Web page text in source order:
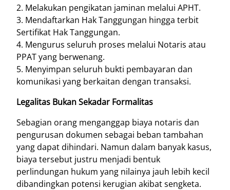
2. Melakukan pengikatan jaminan melalui APHT.
3. Mendaftarkan Hak Tanggungan hingga terbit
Sertifikat Hak Tanggungan.
4. Mengurus seluruh proses melalui Notaris atau
PPAT yang berwenang.
5. Menyimpan seluruh bukti pembayaran dan
komunikasi yang berkaitan dengan transaksi.
Legalitas Bukan Sekadar Formalitas
Sebagian orang menganggap biaya notaris dan
pengurusan dokumen sebagai beban tambahan
yang dapat dihindari. Namun dalam banyak kasus,
biaya tersebut justru menjadi bentuk
perlindungan hukum yang nilainya jauh lebih kecil
dibandingkan potensi kerugian akibat sengketa.